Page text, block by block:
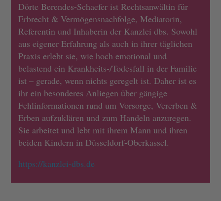
Dörte Berendes-Schaefer ist Rechtsanwältin für
Erbrecht & Vermögensnachfolge, Mediatorin,
Referentin und Inhaberin der Kanzlei dbs. Sowohl
aus eigener Erfahrung als auch in ihrer täglichen
Praxis erlebt sie, wie hoch emotional und
belastend ein Krankheits-/Todesfall in der Familie
ist – gerade, wenn nichts geregelt ist. Daher ist es
ihr ein besonderes Anliegen über gängige
Fehlinformationen rund um Vorsorge, Vererben &
Erben aufzuklären und zum Handeln anzuregen.
Sie arbeitet und lebt mit ihrem Mann und ihren
beiden Kindern in Düsseldorf-Oberkassel.
https://kanzlei-dbs.de